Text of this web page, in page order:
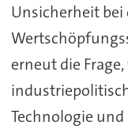
Unsicherheit bei
erneut die
Technologie